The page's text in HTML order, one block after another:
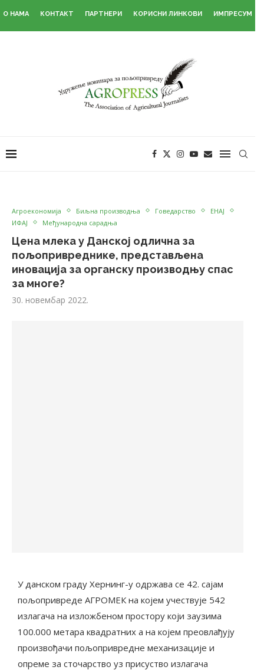
О НАМА КОНТАКТ ПАРТНЕРИ КОРИСНИ ЛИНКОВИ ИМПРЕСУМ
Агроекономија Биљна производња Говедарство
ЕНАЈ
ИФАЈ
Међународна сарадња
Цена млека у Данској одлична за
пољопривреднике, представљена
иновација за органску производњу спас
за многе?
30. новембар 2022.
У данском граду Хернинг-у одржава се 42. сајам
пољопривреде АГРОМЕК на којем учествује 542
излагача на изложбеном простору који заузима
100.000 метара квадратних а на којем преовлађују
произвођачи пољопривредне механизације и
опреме за сточарство уз присуство излагача